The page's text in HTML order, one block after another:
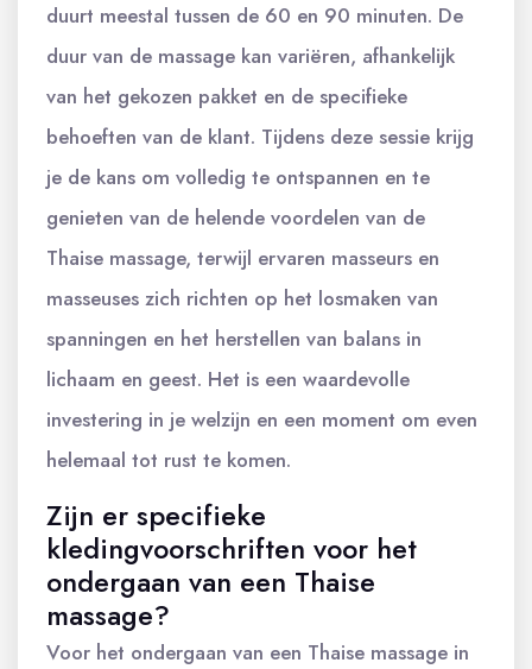
duurt meestal tussen de 60 en 90 minuten. De
duur van de massage kan variëren, afhankelijk
van het gekozen pakket en de specifieke
behoeften van de klant. Tijdens deze sessie krijg
je de kans om volledig te ontspannen en te
genieten van de helende voordelen van de
Thaise massage, terwijl ervaren masseurs en
masseuses zich richten op het losmaken van
spanningen en het herstellen van balans in
lichaam en geest. Het is een waardevolle
investering in je welzijn en een moment om even
helemaal tot rust te komen.
Zijn er specifieke
kledingvoorschriften voor het
ondergaan van een Thaise
massage?
Voor het ondergaan van een Thaise massage in